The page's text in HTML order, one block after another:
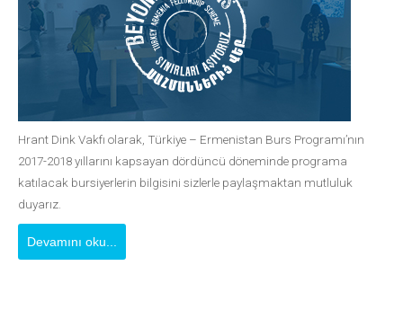
Hrant Dink Vakfı olarak, Türkiye – Ermenistan Burs Programı’nın
2017-2018 yıllarını kapsayan dördüncü döneminde programa
katılacak bursiyerlerin bilgisini sizlerle paylaşmaktan mutluluk
duyarız.
Devamını oku...